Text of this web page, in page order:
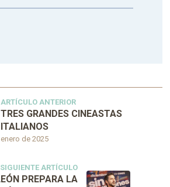
ARTÍCULO ANTERIOR
enero de 2025
TRES GRANDES CINEASTAS
ITALIANOS
SIGUIENTE ARTÍCULO
PREPARA LA